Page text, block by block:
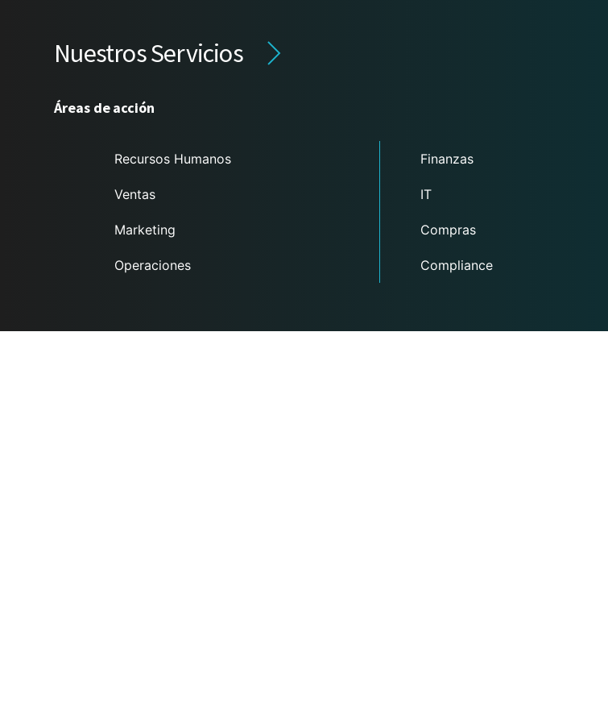
Nuestros Servicios
Áreas de acción
Recursos Humanos
Ventas
Marketing
Operaciones
Finanzas
IT
Compras
Compliance